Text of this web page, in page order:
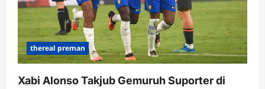
thereal preman
Xabi Alonso Takjub Gemuruh Suporter di